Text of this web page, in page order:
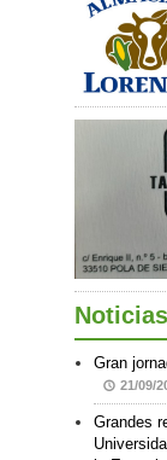
Gran
21/09/
Grandes